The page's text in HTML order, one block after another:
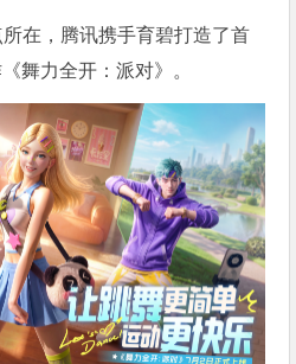
在，腾讯携手育碧打造了首
舞力全开：派对》。